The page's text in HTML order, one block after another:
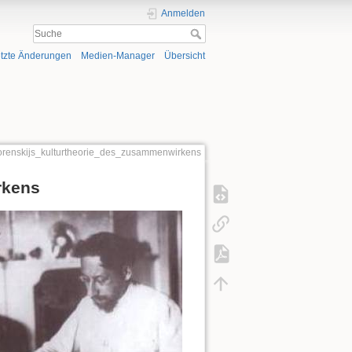
Anmelden
Änderungen Medien-Manager Übersicht